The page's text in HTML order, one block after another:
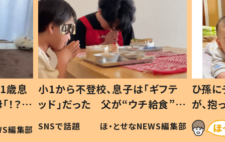
歳息
？」
編集部
小1から不登校、息子は「ギフテ
ッド」だった 父が“ウチ給食”を
作り続ける理由とは #令和の親
#令和の子
SNSで話題 ほ・とせなNEWS編集部
ひ孫
が、
「涙が
い」